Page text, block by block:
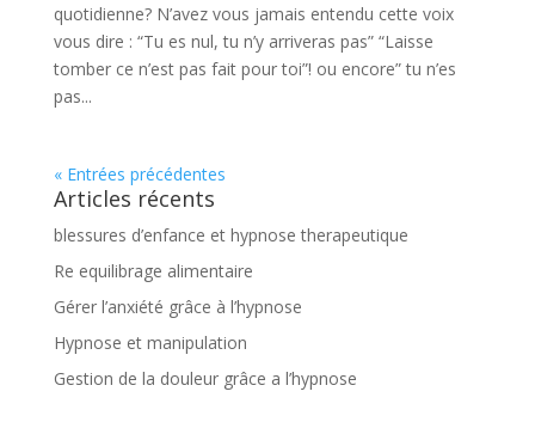
quotidienne? N’avez vous jamais entendu cette voix
vous dire : “Tu es nul, tu n’y arriveras pas” “Laisse
tomber ce n’est pas fait pour toi”! ou encore” tu n’es
pas...
« Entrées précédentes
Articles récents
blessures d’enfance et hypnose therapeutique
Re equilibrage alimentaire
Gérer l’anxiété grâce à l’hypnose
Hypnose et manipulation
Gestion de la douleur grâce a l’hypnose